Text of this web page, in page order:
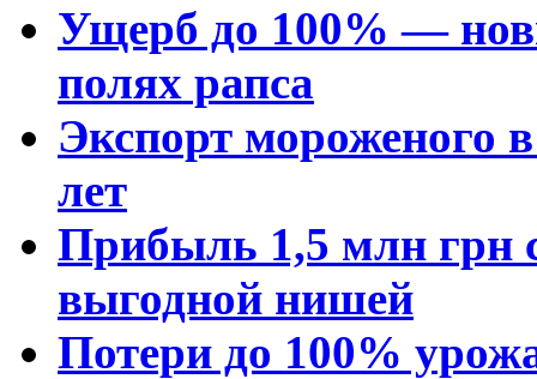
Ущерб до 100% —
полях рапса
Экспорт мороженого
лет
Прибыль 1,5 млн грн
выгодной нишей
Потери до 100%